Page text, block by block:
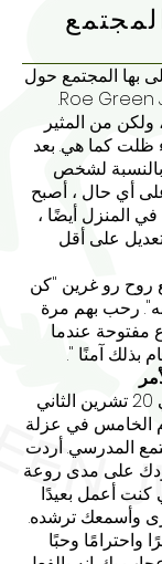
بها المجتمع حول
ولكن من المثير
ظلت كما هي. بعد
لشخص
أي حال ، أصبح
المنزل أيضًا ،
على أقل
روح رو غرين "كن
رحب بهم مرة
مفتوحة عندما
بذلك آمنًا ".
"الأسبوعان المنتهيان في 20 تشرين الثاني
الخامس في عزلة
المدرسي. أردت
على مدى روعة
كنت أعمل بعيدًا
وأسمعك ترشده.
واحترامًا وحبًا